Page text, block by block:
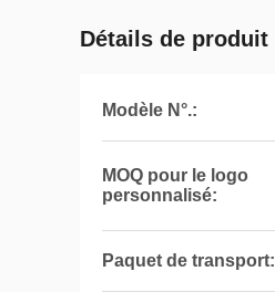
Détails de produit
Modèle N°.:
MOQ pour le logo
personnalisé:
Paquet de transport: